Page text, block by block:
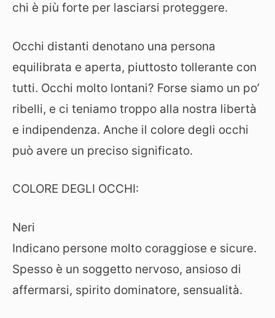
chi è più forte per lasciarsi proteggere.
Occhi distanti denotano una persona
equilibrata e aperta, piuttosto tollerante con
tutti. Occhi molto lontani? Forse siamo un po’
ribelli, e ci teniamo troppo alla nostra libertà
e indipendenza. Anche il colore degli occhi
può avere un preciso significato.
COLORE DEGLI OCCHI:
Neri
Indicano persone molto coraggiose e sicure.
Spesso è un soggetto nervoso, ansioso di
affermarsi, spirito dominatore, sensualità.